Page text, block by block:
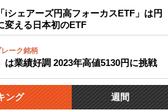
iシェアーズ円高フォーカスETF」は円
変える日本初のETF
ーク銘柄
は業績好調 2023年高値5130円に挑戦
ング 週間